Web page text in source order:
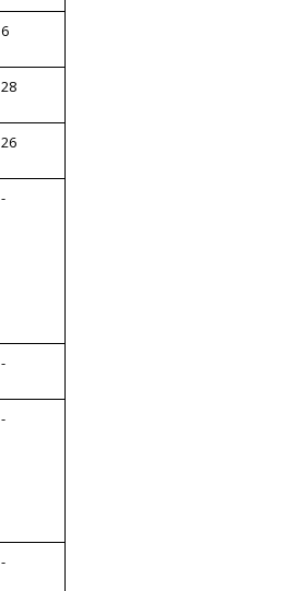
6
28
26
-
-
-
-